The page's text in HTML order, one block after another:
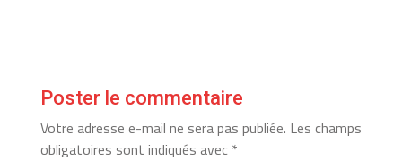
Poster le commentaire
Votre adresse e-mail ne sera pas publiée. Les champs
obligatoires sont indiqués avec *